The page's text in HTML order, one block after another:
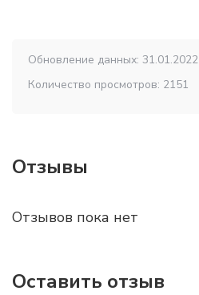
Обновление данных: 31.01.2022
Количество просмотров: 2151
Отзывы
Отзывов пока нет
Оставить отзыв